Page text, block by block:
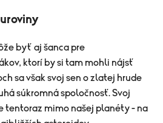
byť aj šanca pre
ktorí by si tam mohli nájsť
sa však svoj sen o zlatej hrude
súkromná spoločnosť. Svoj
tentoraz mimo našej planéty - na